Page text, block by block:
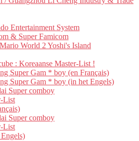
Entertainment System
& Super Famicom
World 2 Yoshi's Island
: Koreaanse Master-List !
Super Gam * boy (en Français)
Super Gam * boy (in het Engels)
Super comboy
List
Super comboy
List